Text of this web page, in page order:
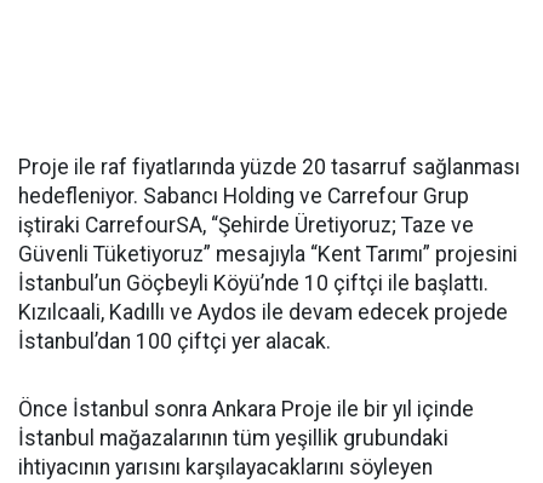
Proje ile raf fiyatlarında yüzde 20 tasarruf sağlanması
hedefleniyor. Sabancı Holding ve Carrefour Grup
iştiraki CarrefourSA, “Şehirde Üretiyoruz; Taze ve
Güvenli Tüketiyoruz” mesajıyla “Kent Tarımı” projesini
İstanbul’un Göçbeyli Köyü’nde 10 çiftçi ile başlattı.
Kızılcaali, Kadıllı ve Aydos ile devam edecek projede
İstanbul’dan 100 çiftçi yer alacak.
Önce İstanbul sonra Ankara Proje ile bir yıl içinde
İstanbul mağazalarının tüm yeşillik grubundaki
ihtiyacının yarısını karşılayacaklarını söyleyen